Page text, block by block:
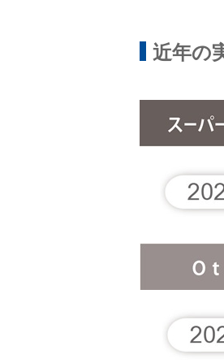
近年の